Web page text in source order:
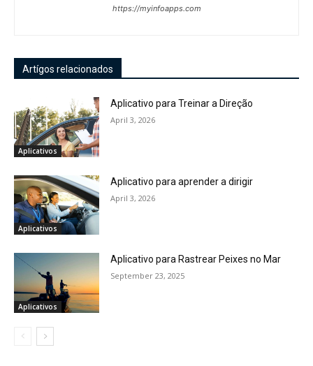
https://myinfoapps.com
Artígos relacionados
Aplicativos
Aplicativo para Treinar a Direção
April 3, 2026
Aplicativos
Aplicativo para aprender a dirigir
April 3, 2026
Aplicativos
Aplicativo para Rastrear Peixes no Mar
September 23, 2025